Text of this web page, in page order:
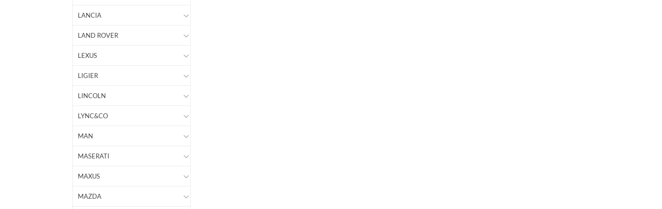
LANCIA
LAND ROVER
LEXUS
LIGIER
LINCOLN
LYNC&CO
MAN
MASERATI
MAXUS
MAZDA